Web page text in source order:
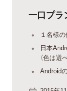
一口プラ
１名様
日本
（色は選
Android